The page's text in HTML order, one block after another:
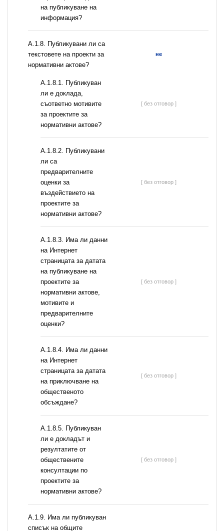
на публикуване на
информация?
А.1.8. Публикувани ли са
текстовете на проекти за
нормативни актове?
не
А.1.8.1. Публикуван
ли е доклада,
съответно мотивите
за проектите за
нормативни актове?
[ без отговор ]
А.1.8.2. Публикувани
ли са
предварителните
оценки за
въздействието на
проектите за
нормативни актове?
[ без отговор ]
A.1.8.3. Има ли данни
на Интернет
страницата за датата
на публикуване на
проектите за
нормативни актове,
мотивите и
предварителните
оценки?
[ без отговор ]
A.1.8.4. Има ли данни
на Интернет
страницата за датата
на приключване на
общественото
обсъждане?
[ без отговор ]
А.1.8.5. Публикуван
ли е докладът и
резултатите от
обществените
консултации по
проектите за
нормативни актове?
[ без отговор ]
А.1.9. Има ли публикуван
списък на общите